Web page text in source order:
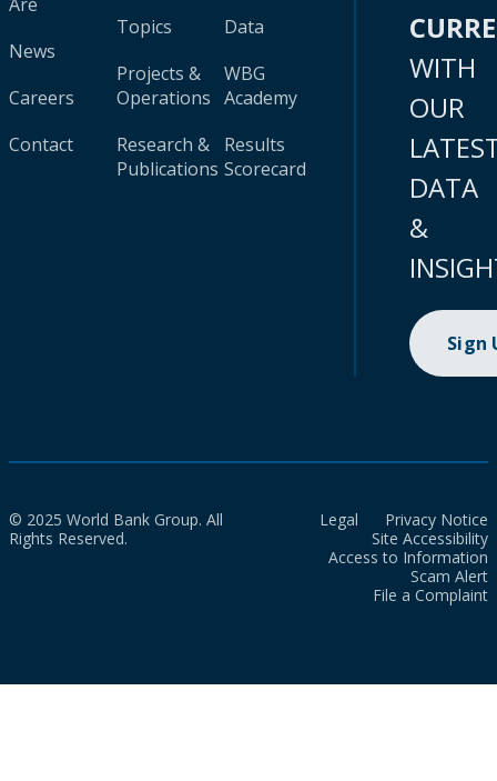
News
Careers
Contact
Topics
Projects &
Operations
Research &
Publications
Data
WBG
Academy
Results
Scorecard
WITH
OUR
DATA
&
Sign
© 2025 World Bank Group. All
Rights Reserved.
Legal
Privacy Notice
Site Accessibility
Access to Information
Scam Alert
File a Complaint